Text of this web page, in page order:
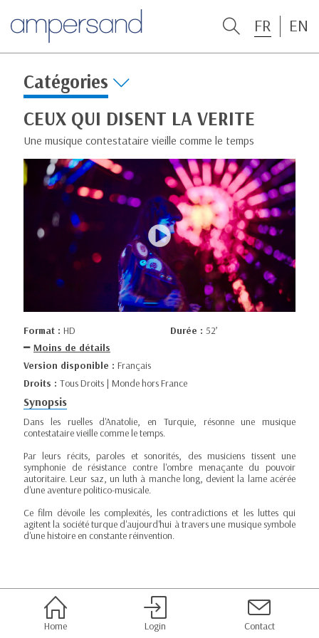
FR EN
Catégories
CEUX QUI DISENT LA VERITE
Une musique contestataire vieille comme le temps
Format : HD Durée : 52’
Moins de détails
Version disponible : Français
Droits : Tous Droits | Monde hors France
Synopsis
Dans les ruelles d'Anatolie, en Turquie, résonne une musique
contestataire vieille comme le temps.
Par leurs récits, paroles et sonorités, des musiciens tissent une
symphonie de résistance contre l'ombre menaçante du pouvoir
autoritaire. Leur saz, un luth à manche long, devient la lame acérée
d'une aventure politico-musicale.
Ce film dévoile les complexités, les contradictions et les luttes qui
agitent la société turque d'aujourd'hui à travers une musique symbole
d'une histoire en constante réinvention.
Home Login Contact